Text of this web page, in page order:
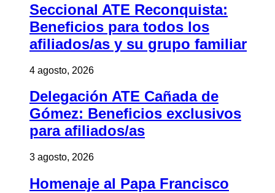
Seccional ATE Reconquista:
Beneficios para todos los
afiliados/as y su grupo familiar
4 agosto, 2026
Delegación ATE Cañada de
Gómez: Beneficios exclusivos
para afiliados/as
3 agosto, 2026
Homenaje al Papa Francisco